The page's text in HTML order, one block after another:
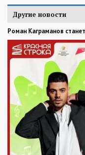
Другие новости
Роман Каграманов